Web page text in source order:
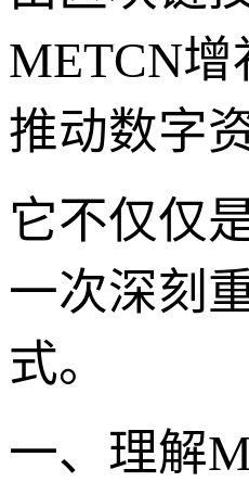
METCN
推动数字
它不仅仅
一次深刻
式。
一、理解